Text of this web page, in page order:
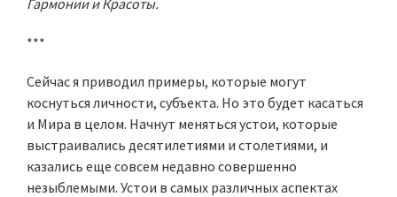
Гармонии и Красоты.
***
Сейчас я приводил примеры, которые могут
коснуться личности, субъекта. Но это будет касаться
и Мира в целом. Начнут меняться устои, которые
выстраивались десятилетиями и столетиями, и
казались еще совсем недавно совершенно
незыблемыми. Устои в самых различных аспектах